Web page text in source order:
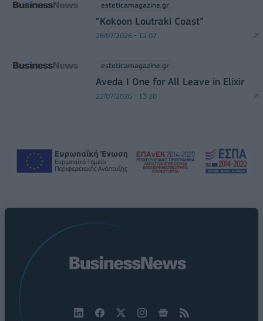
esteticamagazine.gr
“Kokoon Loutraki Coast”
28/07/2026 - 12:07
esteticamagazine.gr
Aveda I One for All Leave in Elixir
22/07/2026 - 13:20